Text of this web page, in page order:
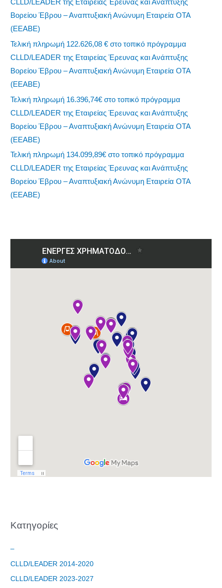
CLLD/LEADER της Εταιρείας Έρευνας και Ανάπτυξης
Βορείου Έβρου – Αναπτυξιακή Ανώνυμη Εταιρεία ΟΤΑ
(ΕΕΑΒΕ)
Τελική πληρωμή 122.626,08 € στο τοπικό πρόγραμμα
CLLD/LEADER της Εταιρείας Έρευνας και Ανάπτυξης
Βορείου Έβρου – Αναπτυξιακή Ανώνυμη Εταιρεία ΟΤΑ
(ΕΕΑΒΕ)
Τελική πληρωμή 16.396,74€ στο τοπικό πρόγραμμα
CLLD/LEADER της Εταιρείας Έρευνας και Ανάπτυξης
Βορείου Έβρου – Αναπτυξιακή Ανώνυμη Εταιρεία ΟΤΑ
(ΕΕΑΒΕ)
Τελική πληρωμή 134.099,89€ στο τοπικό πρόγραμμα
CLLD/LEADER της Εταιρείας Έρευνας και Ανάπτυξης
Βορείου Έβρου – Αναπτυξιακή Ανώνυμη Εταιρεία ΟΤΑ
(ΕΕΑΒΕ)
Kατηγορίες
–
CLLD/LEADER 2014-2020
CLLD/LEADER 2023-2027